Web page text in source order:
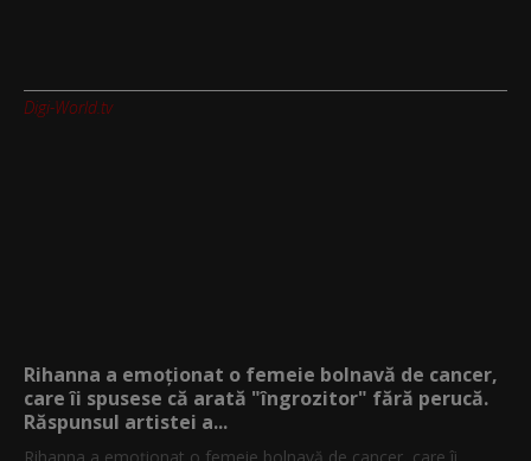
Digi-World.tv
Rihanna a emoționat o femeie bolnavă de cancer,
care îi spusese că arată "îngrozitor" fără perucă.
Răspunsul artistei a...